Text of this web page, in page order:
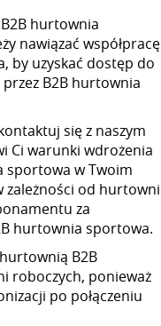
hurtownia
nawiązać współpracę
by uzyskać dostęp do
B2B hurtownia
się z naszym
Ci warunki wdrożenia
sportowa w Twoim
zależności od hurtowni
za
hurtownia sportowa.
B2B
roboczych, ponieważ
po połączeniu